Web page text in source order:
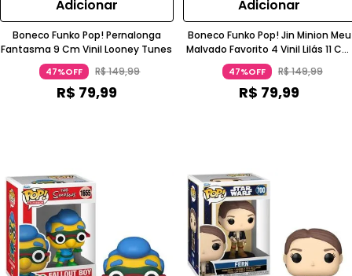
Adicionar
Boneco Funko Pop! Pernalonga
Fantasma 9 Cm Vinil Looney Tunes
47%OFF R$149,99
R$ 79,99
Adicionar
Boneco Funko Pop! Jin Minion Meu
Malvado Favorito 4 Vinil Lilás 11 Cm
Funko
47%OFF R$149,99
R$ 79,99